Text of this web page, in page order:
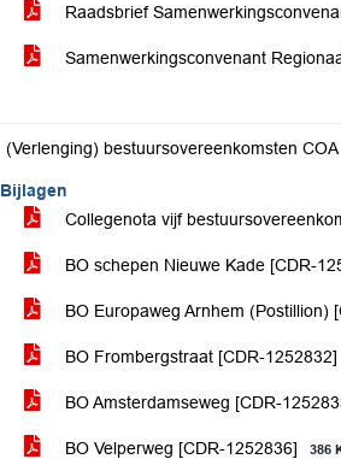
Raadsbrief
Samenwerkingsconvenant
(Verlenging) bestuursovereenkomsten COA
Bijlagen
Collegenota vijf
BO schepen Nieuwe Kade [CDR-
BO Europaweg Arnhem (Postillion)
BO Frombergstraat [CDR-1252832]
BO Amsterdamseweg [CDR-
BO Velperweg [CDR-1252836] 386